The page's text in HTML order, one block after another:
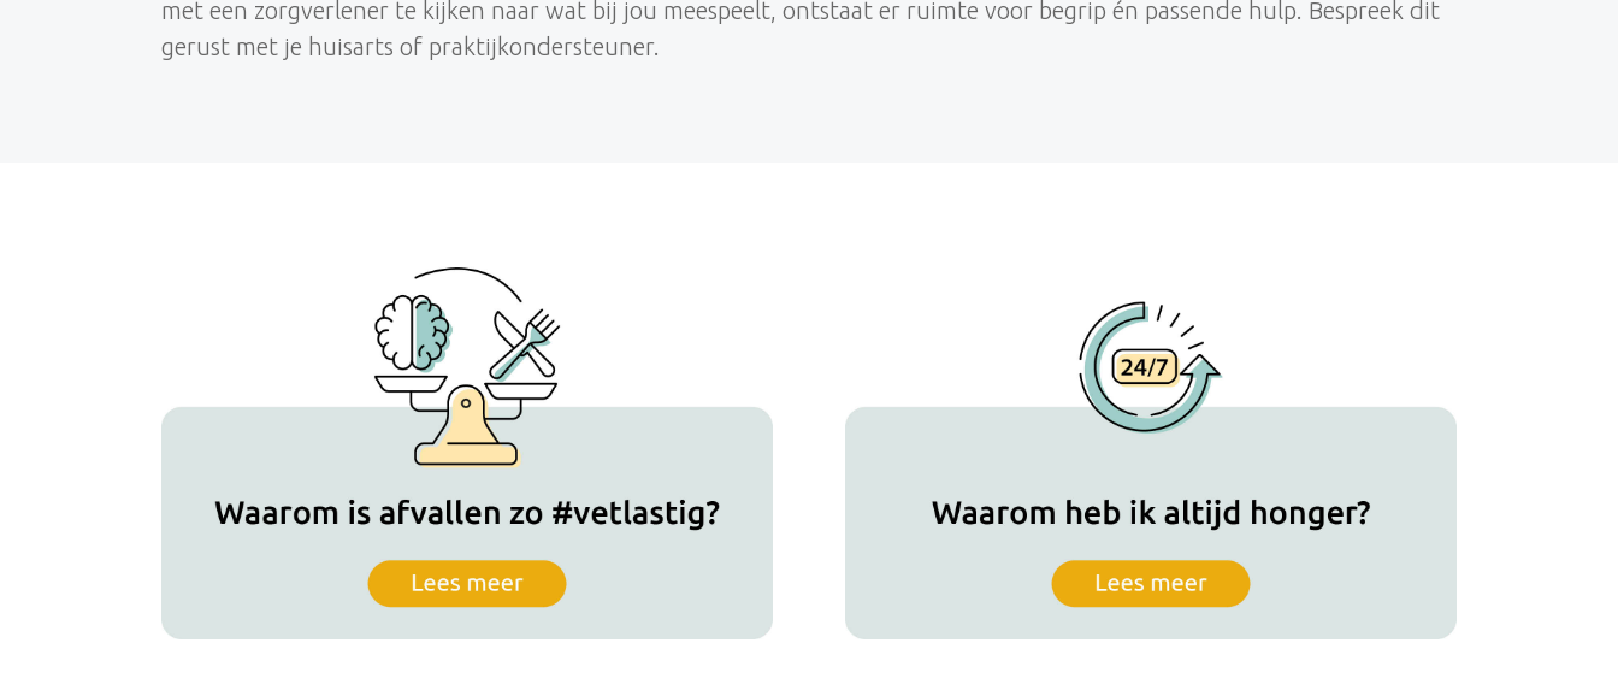
met een zorgverlener te kijken naar wat bij jou meespeelt, ontstaat er ruimte voor begrip én passende hulp. Bespreek dit
gerust met je huisarts of praktijkondersteuner.